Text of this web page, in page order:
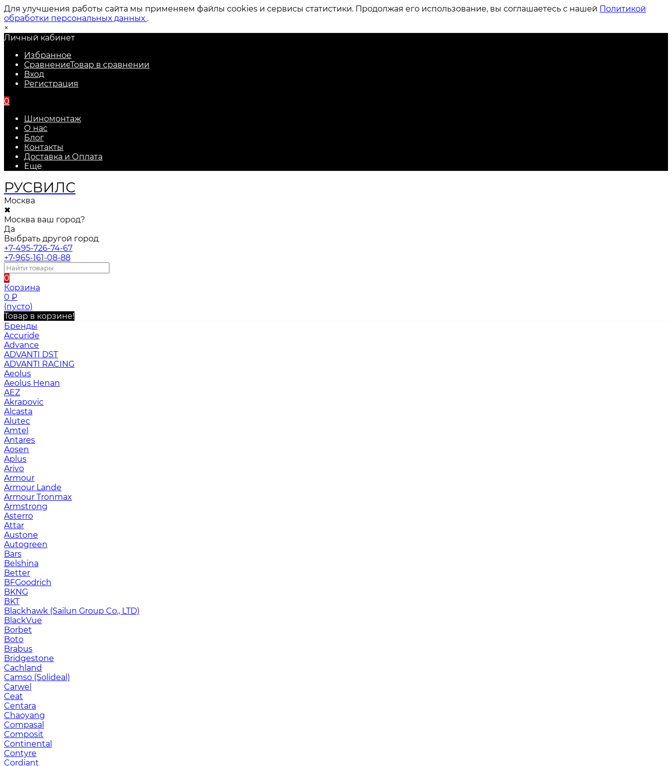
Для улучшения работы сайта мы применяем файлы cookies и сервисы статистики. Продолжая его использование, вы соглашаетесь с нашей Политикой
обработки персональных данных .
×
Личный кабинет
Избранное
СравнениеТовар в сравнении
Вход
Регистрация
0
Шиномонтаж
О нас
Блог
Контакты
Доставка и Оплата
Еще
РУСВИЛС
Москва
✖
Москва ваш город?
Да
Выбрать другой город
+7-495-726-74-67
+7-965-161-08-88
0
Корзина
0 ₽
(пусто)
Товар в корзине!
Бренды
Accuride
Advance
ADVANTI DST
ADVANTI RACING
Aeolus
Aeolus Henan
AEZ
Akrapovic
Alcasta
Alutec
Amtel
Antares
Aosen
Aplus
Arivo
Armour
Armour Lande
Armour Tronmax
Armstrong
Asterro
Attar
Austone
Autogreen
Bars
Belshina
Better
BFGoodrich
BKNG
BKT
Blackhawk (Sailun Group Co., LTD)
BlackVue
Borbet
Boto
Brabus
Bridgestone
Cachland
Camso (Solideal)
Carwel
Ceat
Centara
Chaoyang
Compasal
Composit
Continental
Contyre
Cordiant